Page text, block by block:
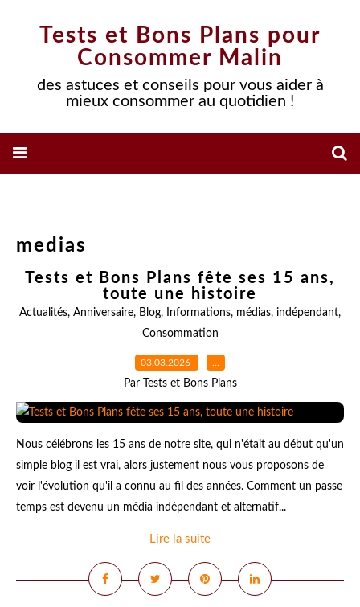
Tests et Bons Plans pour
Consommer Malin
des astuces et conseils pour vous aider à
mieux consommer au quotidien !
medias
Tests et Bons Plans fête ses 15 ans,
toute une histoire
Actualités, Anniversaire, Blog, Informations, médias, indépendant,
Consommation
03.03.2026 …
Par Tests et Bons Plans
Nous célébrons les 15 ans de notre site, qui n'était au début qu'un
simple blog il est vrai, alors justement nous vous proposons de
voir l'évolution qu'il a connu au fil des années. Comment un passe
temps est devenu un média indépendant et alternatif...
Lire la suite